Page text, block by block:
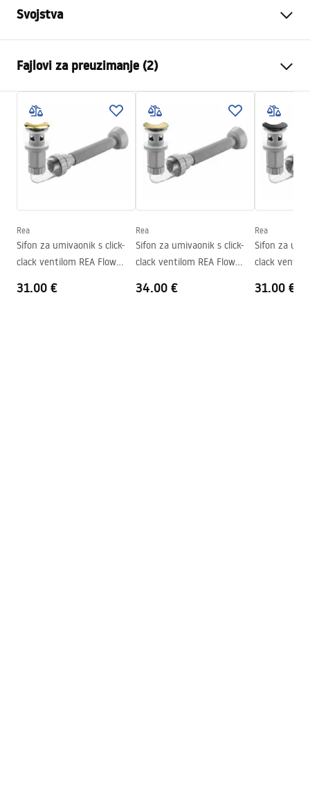
Svojstva
Materijal
Boja
Imitacija kamena
Završetak
Mat
Duljina
465
Širina
330mm
Visina
135
Oblik
Otvor za slavinu
Ne
Fajlovi za preuzimanje (2)
Montažne upute
Garantni uslovi
Rea
Sifon za umivaonik s click-
clack ventilom REA Flow
31.00 €
Rea
Sifon za umivaonik s click-
clack ventilom REA Flow
34.00 €
Rea
Sifon za
clack
31.00 €